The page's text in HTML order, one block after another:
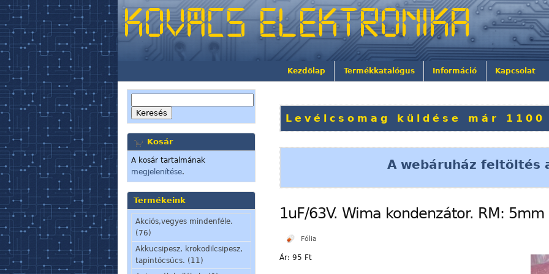
Kezdőlap Termékkatalógus Információ Kapcsolat
Kosár
A kosár tartalmának
megjelenítése.
Termékeink
Akciós,vegyes mindenféle.
(76)
Akkucsipesz, krokodilcsipesz,
tapintócsúcs. (11)
Levélcsomag küldése már
A webáruház feltöltés
1uF/63V. Wima kondenzátor. RM: 5mm
Fólia
Ár: 95 Ft